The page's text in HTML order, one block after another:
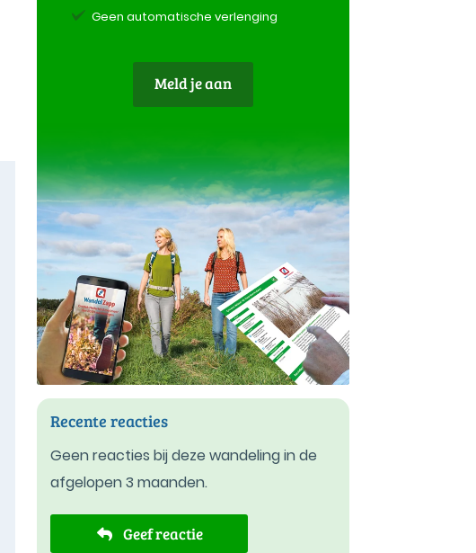
Geen automatische verlenging
Meld je aan
Recente reacties
Geen reacties bij deze wandeling in de
afgelopen 3 maanden.
Geef reactie